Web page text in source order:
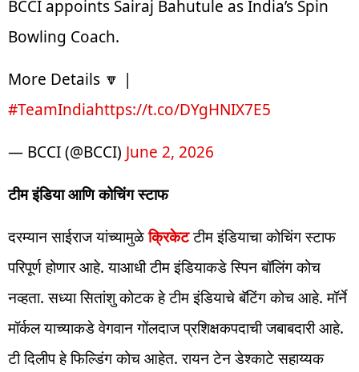
BCCI appoints Sairaj Bahutule as India’s Spin
Bowling Coach.
More Details 🔽 |
#TeamIndiahttps://t.co/DYgHNIX7E5
— BCCI (@BCCI) June 2, 2026
टीम इंडिया आणि कोचिंग स्टाफ
दरम्यान साईराज यांच्यामुळेक्रिकेटटीम इंडियाचा कोचिंग स्टाफ
परिपूर्ण होणार आहे. याआधी टीम इंडियाकडे स्पिन बॉलिंग कोच
नव्हता. सध्या सितांशु कोटक हे टीम इंडियाचे बॅटिंग कोच आहे. मॉर्ने
मॉर्कल याच्याकडे वेगवान गोंलदाज प्रशिक्षकपदाची जबाबदारी आहे.
टी दिलीप हे फिल्डिंग कोच आहेत. रायन टेन डेश्काटे सहाय्यक